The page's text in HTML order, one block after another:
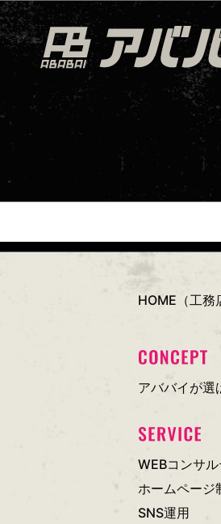
HOME（工務
アババイが選
WEBコンサ
ホームページ
SNS運用